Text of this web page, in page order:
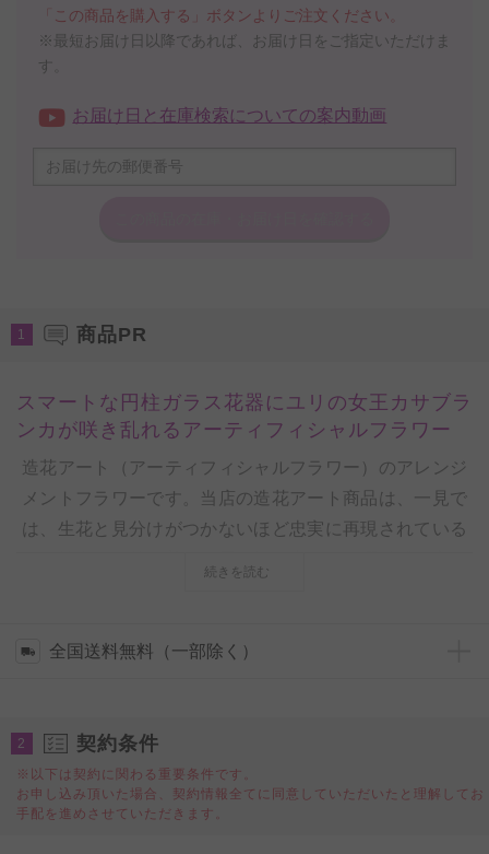
「この商品を購入する」ボタンよりご注文ください。
※最短お届け日以降であれば、お届け日をご指定いただけま
す。
お届け日と在庫検索についての案内動画
1 商品PR
スマートな円柱ガラス花器にユリの女王カサブラ
ンカが咲き乱れるアーティフィシャルフラワー
造花アート（アーティフィシャルフラワー）のアレンジ
メントフラワーです。当店の造花アート商品は、一見で
は、生花と見分けがつかないほど忠実に再現されている
を日本で行い、日本人デザイナーが1つ1つをハンドメイ
◆スラリとした円柱のガラス鉢にユリの女王カサブラン
カを仕立てた、インテリアにお薦めの高級アーティフィ
シャルフラワーです。
続きを読む
全国送料無料（一部除く）
2 契約条件
※以下は契約に関わる重要条件です。
お申し込み頂いた場合、契約情報全てに同意していただいたと理解してお
手配を進めさせていただきます。